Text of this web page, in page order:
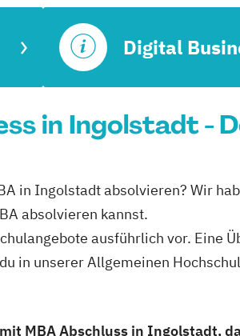
Digital
in Ingolstadt -
in Ingolstadt absolvieren? Wir
absolvieren kannst.
ausführlich vor. Eine
in unserer Allgemeinen
MBA Abschluss in Ingolstadt,